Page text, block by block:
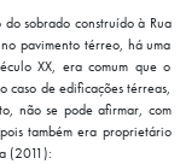
sobrado construído à Rua
pavimento térreo, há uma
XX, era comum que o
caso de edificações térreas,
não se pode afirmar, com
também era proprietário
(2011):